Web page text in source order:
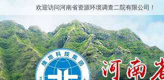
欢迎访问河南省资源环境调查二院有限公司！